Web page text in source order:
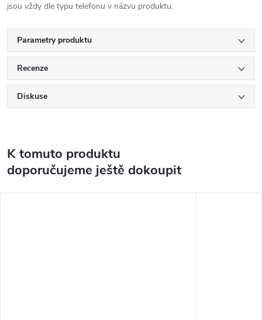
jsou vždy dle typu telefonu v názvu produktu.
Parametry produktu
Recenze
Diskuse
K tomuto produktu
doporučujeme ještě dokoupit